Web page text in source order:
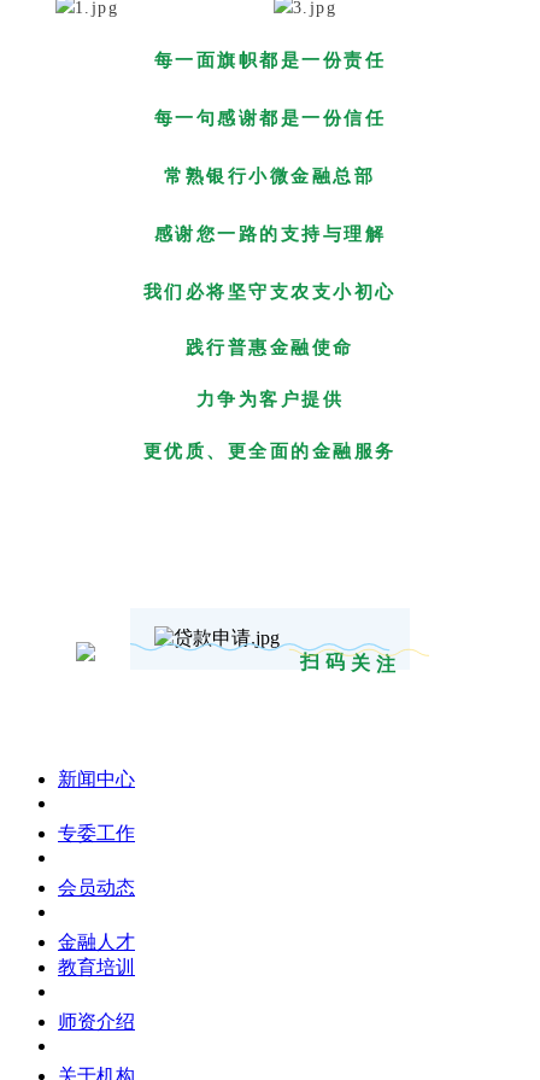
每一面旗帜都是一份责任
每一句感谢都是一份信任
常熟银行小微金融总部
感谢您一路的支持与理解
我们必将坚守支农支小初心
践行普惠金融使命
力争为客户提供
更优质、更全面的金融服务
新闻中心
专委工作
会员动态
金融人才
教育培训
师资介绍
关于机构